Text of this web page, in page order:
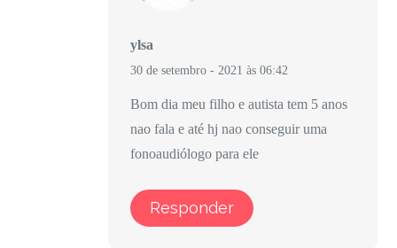
ylsa
30 de setembro - 2021 às 06:42
Bom dia meu filho e autista tem 5 anos
nao fala e até hj nao conseguir uma
fonoaudiólogo para ele
Responder